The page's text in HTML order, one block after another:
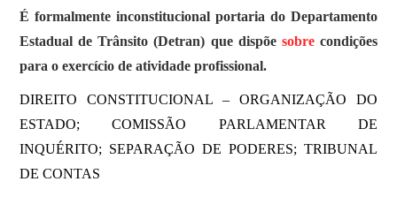
É formalmente inconstitucional portaria do Departamento
Estadual de Trânsito (Detran) que dispõe sobrecondições
para o exercício de atividade profissional.
DIREITO CONSTITUCIONAL – ORGANIZAÇÃO DO
ESTADO; COMISSÃO PARLAMENTAR DE
INQUÉRITO; SEPARAÇÃO DE PODERES; TRIBUNAL
DE CONTAS